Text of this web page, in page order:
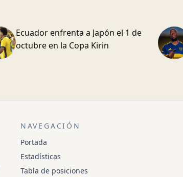
Ecuador enfrenta a Japón el 1 de
octubre en la Copa Kirin
NAVEGACIÓN
Portada
Estadísticas
Tabla de posiciones